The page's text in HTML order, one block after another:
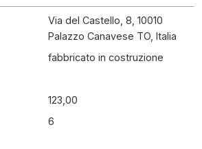
Via del Castello, 8, 10010
Palazzo Canavese TO, Italia
fabbricato in costruzione
123,00
6